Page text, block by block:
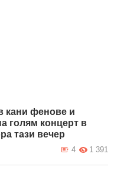
кани фенове и
голям концерт в
тази вечер
1 391
4